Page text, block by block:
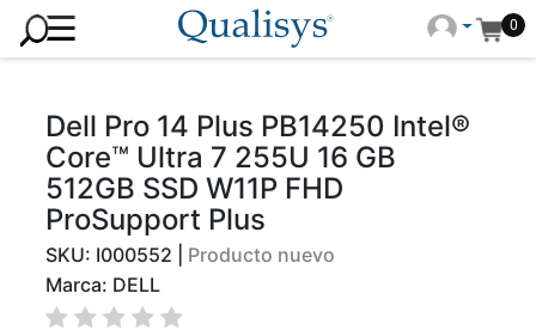
0
Dell Pro 14 Plus PB14250 Intel®
Core™ Ultra 7 255U 16 GB
512GB SSD W11P FHD
ProSupport Plus
SKU: I000552 | Producto nuevo
Marca: DELL